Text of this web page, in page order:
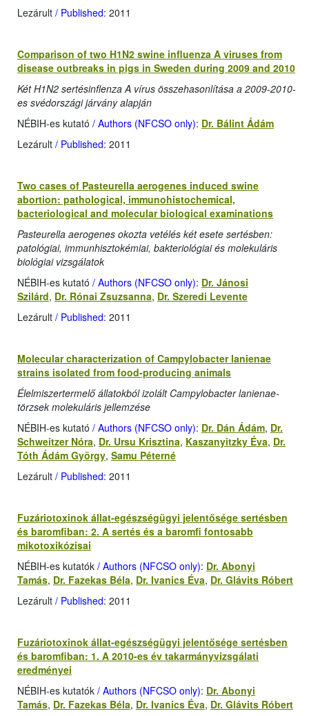
Lezárult / Published: 2011
Comparison of two H1N2 swine influenza A viruses from
disease outbreaks in pigs in Sweden during 2009 and 2010
Két H1N2 sertésinflenza A vírus összehasonlítása a 2009-2010-
es svédországi járvány alapján
NÉBIH-es kutató / Authors (NFCSO only): Dr. Bálint Ádám
Lezárult / Published: 2011
Two cases of Pasteurella aerogenes induced swine
abortion: pathological, immunohistochemical,
bacteriological and molecular biological examinations
Pasteurella aerogenes okozta vetélés két esete sertésben:
patológiai, immunhisztokémiai, bakteriológiai és molekuláris
biológiai vizsgálatok
NÉBIH-es kutató / Authors (NFCSO only): Dr. Jánosi
Szilárd, Dr. Rónai Zsuzsanna, Dr. Szeredi Levente
Lezárult / Published: 2011
Molecular characterization of Campylobacter lanienae
strains isolated from food-producing animals
Élelmiszertermelő állatokból izolált Campylobacter lanienae-
törzsek molekuláris jellemzése
NÉBIH-es kutató / Authors (NFCSO only): Dr. Dán Ádám, Dr.
Schweitzer Nóra, Dr. Ursu Krisztina, Kaszanyitzky Éva, Dr.
Tóth Ádám György, Samu Péterné
Lezárult / Published: 2011
Fuzáriotoxinok állat-egészségügyi jelentősége sertésben
és baromfiban: 2. A sertés és a baromfi fontosabb
mikotoxikózisai
NÉBIH-es kutatók / Authors (NFCSO only): Dr. Abonyi
Tamás, Dr. Fazekas Béla, Dr. Ivanics Éva, Dr. Glávits Róbert
Lezárult / Published: 2011
Fuzáriotoxinok állat-egészségügyi jelentősége sertésben
és baromfiban: 1. A 2010-es év takarmányvizsgálati
eredményei
NÉBIH-es kutatók / Authors (NFCSO only): Dr. Abonyi
Tamás, Dr. Fazekas Béla, Dr. Ivanics Éva, Dr. Glávits Róbert